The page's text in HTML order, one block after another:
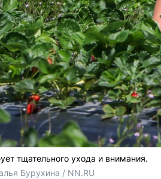
тщательного ухода и внимания.
Бурухина / NN.RU